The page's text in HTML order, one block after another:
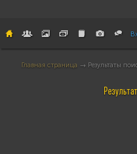
Главная страница → Результаты